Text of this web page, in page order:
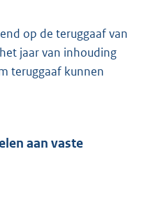
op de teruggaaf van
jaar van inhouding
teruggaaf kunnen
aan vaste